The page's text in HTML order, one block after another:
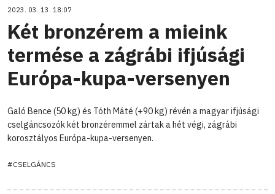
2023. 03. 13. 18:07
Két bronzérem a mieink
termése a zágrábi ifjúsági
Európa-kupa-versenyen
Galó Bence (50 kg) és Tóth Máté (+90 kg) révén a magyar ifjúsági
cselgáncsozók két bronzéremmel zártak a hét végi, zágrábi
korosztályos Európa-kupa-versenyen.
#CSELGÁNCS